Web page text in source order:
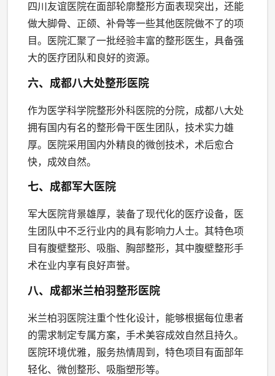
四川友谊医院在面部轮廓整形方面表现突出，还能
做大脚骨、正颌、补骨等一些其他医院做不了的项
目。医院汇聚了一批经验丰富的整形医生，具备强
大的医疗团队和良好的资源。
六、成都八大处整形医院
作为医学科学院整形外科医院的分院，成都八大处
拥有国内有名的整形骨干医生团队，技术实力雄
厚。医院采用国内外精良的微创技术，术后愈合
快，成效自然。
七、成都军大医院
军大医院背景雄厚，装备了现代化的医疗设备，医
生团队中不乏行业内的具有影响力人士。其特色项
目有腹壁整形、吸脂、胸部整形，其中腹壁整形手
术在业内享有良好声誉。
八、成都米兰柏羽整形医院
米兰柏羽医院注重个性化设计，能够根据每位患者
的需求制定专属方案，手术美容成效自然且持久。
医院环境优雅，服务热情周到，特色项目有面部年
轻化、微创整形、吸脂塑形等。